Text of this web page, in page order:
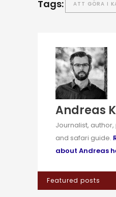
Tags: ATT GÖRA I
Andreas
Journalist,
and safari guide.
about Andreas
Featured posts